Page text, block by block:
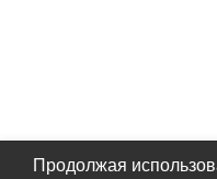
Продолжая